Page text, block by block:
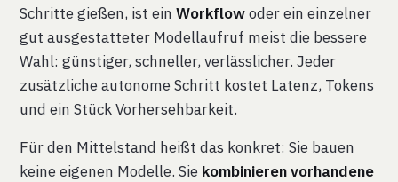
Schritte gießen, ist einWorkflowoder ein einzelner
gut ausgestatteter Modellaufruf meist die bessere
Wahl: günstiger, schneller, verlässlicher. Jeder
zusätzliche autonome Schritt kostet Latenz, Tokens
und ein Stück Vorhersehbarkeit.
Für den Mittelstand heißt das konkret: Sie bauen
keine eigenen Modelle. Sie kombinieren vorhandene